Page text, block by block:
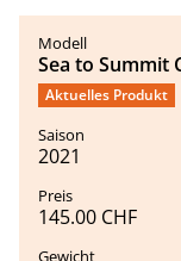
Sea to Summit
Aktuelles Produkt
2021
145.00 CHF